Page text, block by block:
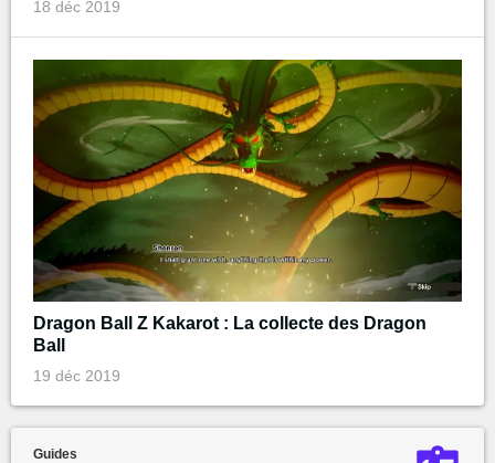
18 déc 2019
Dragon Ball Z Kakarot : La collecte des Dragon
Ball
19 déc 2019
Guides